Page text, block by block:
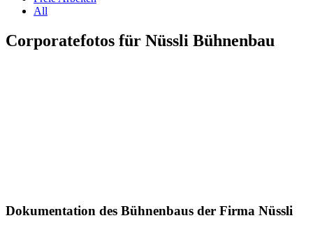
All
Corporatefotos für Nüssli Bühnenbau
Dokumentation des Bühnenbaus der Firma Nüssli